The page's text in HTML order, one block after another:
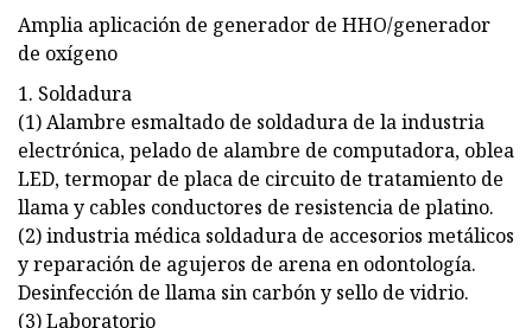
Amplia aplicación de generador de HHO/generador
de oxígeno
1. Soldadura
(1) Alambre esmaltado de soldadura de la industria
electrónica, pelado de alambre de computadora, oblea
LED, termopar de placa de circuito de tratamiento de
llama y cables conductores de resistencia de platino.
(2) industria médica soldadura de accesorios metálicos
y reparación de agujeros de arena en odontología.
Desinfección de llama sin carbón y sello de vidrio.
(3) Laboratorio